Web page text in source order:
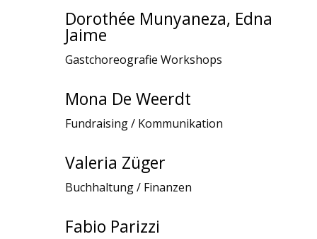
Dorothée Munyaneza, Edna
Jaime
Gastchoreografie Workshops
Mona De Weerdt
Fundraising / Kommunikation
Valeria Züger
Buchhaltung / Finanzen
Fabio Parizzi